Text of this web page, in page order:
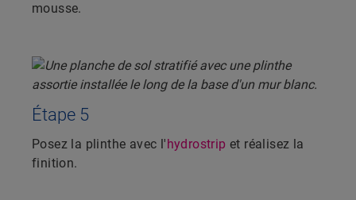
mousse.
Étape 5
Posez la plinthe avec l' hydrostrip et réalisez la
finition.